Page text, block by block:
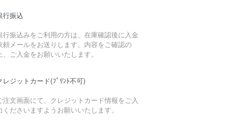
行振込
行振込みをご利用の方は、在庫確認後に入金
頼メールをお送りします。内容をご確認の
、ご入金をお願いいたします。
レジットカード(ﾌﾟﾘﾝﾄ不可)
注文画面にて、クレジットカード情報をご入
くださいますようお願いいたします。